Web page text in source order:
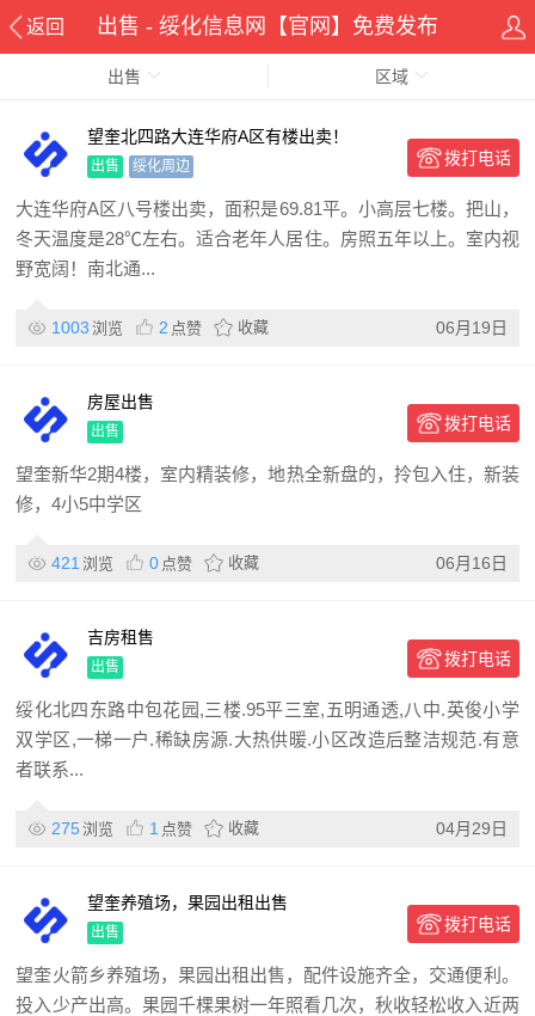
返回 出售 - 绥化信息网【官网】免费发布
出售 区域
望奎北四路大连华府A区有楼出卖！
出售 绥化周边 拨打电话
大连华府A区八号楼出卖，面积是69.81平。小高层七楼。把山，
冬天温度是28℃左右。适合老年人居住。房照五年以上。室内视
野宽阔！南北通...
1003 浏览 2 点赞 收藏 06月19日
房屋出售
出售 拨打电话
望奎新华2期4楼，室内精装修，地热全新盘的，拎包入住，新装
修，4小5中学区
421 浏览 0 点赞 收藏 06月16日
吉房租售
出售 拨打电话
绥化北四东路中包花园,三楼.95平三室,五明通透,八中.英俊小学
双学区,一梯一户.稀缺房源.大热供暖.小区改造后整洁规范.有意
者联系...
275 浏览 1 点赞 收藏 04月29日
望奎养殖场，果园出租出售
出售 拨打电话
望奎火箭乡养殖场，果园出租出售，配件设施齐全，交通便利。
投入少产出高。果园千棵果树一年照看几次，秋收轻松收入近两